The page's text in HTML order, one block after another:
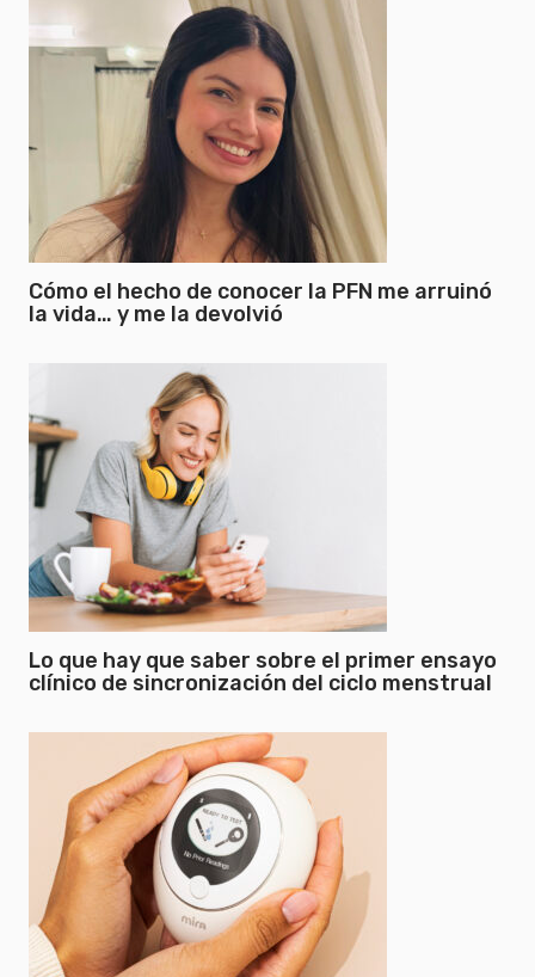
Cómo el hecho de conocer la PFN me arruinó
la vida… y me la devolvió
Lo que hay que saber sobre el primer ensayo
clínico de sincronización del ciclo menstrual